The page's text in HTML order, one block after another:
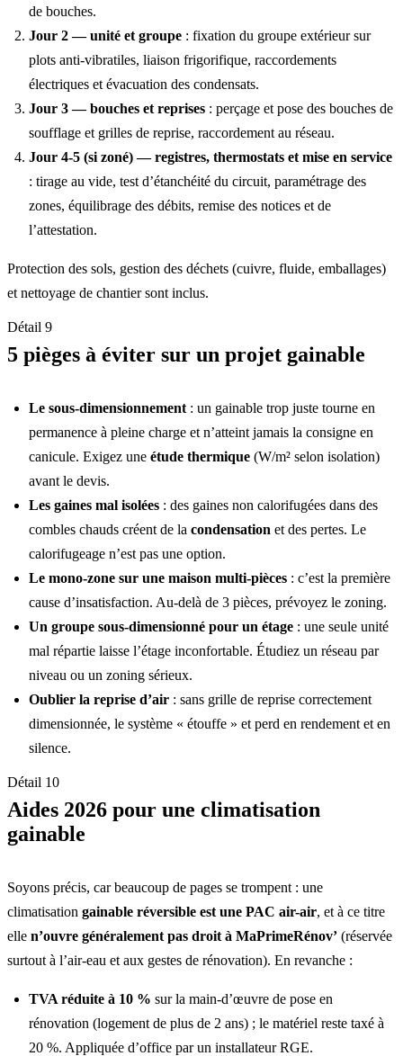
de bouches.
Jour 2 — unité et groupe : fixation du groupe extérieur sur
plots anti-vibratiles, liaison frigorifique, raccordements
électriques et évacuation des condensats.
Jour 3 — bouches et reprises : perçage et pose des bouches de
soufflage et grilles de reprise, raccordement au réseau.
Jour 4-5 (si zoné) — registres, thermostats et mise en service
: tirage au vide, test d’étanchéité du circuit, paramétrage des
zones, équilibrage des débits, remise des notices et de
l’attestation.
Protection des sols, gestion des déchets (cuivre, fluide, emballages)
et nettoyage de chantier sont inclus.
Détail 9
5 pièges à éviter sur un projet gainable
Le sous-dimensionnement : un gainable trop juste tourne en
permanence à pleine charge et n’atteint jamais la consigne en
canicule. Exigez une étude thermique (W/m² selon isolation)
avant le devis.
Les gaines mal isolées : des gaines non calorifugées dans des
combles chauds créent de la condensation et des pertes. Le
calorifugeage n’est pas une option.
Le mono-zone sur une maison multi-pièces : c’est la première
cause d’insatisfaction. Au-delà de 3 pièces, prévoyez le zoning.
Un groupe sous-dimensionné pour un étage : une seule unité
mal répartie laisse l’étage inconfortable. Étudiez un réseau par
niveau ou un zoning sérieux.
Oublier la reprise d’air : sans grille de reprise correctement
dimensionnée, le système « étouffe » et perd en rendement et en
silence.
Détail 10
Aides 2026 pour une climatisation
gainable
Soyons précis, car beaucoup de pages se trompent : une
climatisation gainable réversible est une PAC air-air, et à ce titre
elle n’ouvre généralement pas droit à MaPrimeRénov’ (réservée
surtout à l’air-eau et aux gestes de rénovation). En revanche :
TVA réduite à 10 % sur la main-d’œuvre de pose en
rénovation (logement de plus de 2 ans) ; le matériel reste taxé à
20 %. Appliquée d’office par un installateur RGE.